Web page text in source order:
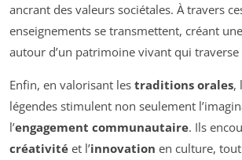
ancrant des valeurs sociétales. À travers
enseignements se transmettent, créant une
autour d’un patrimoine vivant qui traverse
Enfin, en valorisant les traditions orales,
légendes stimulent non seulement
l’engagement communautaire. Ils
créativité et l’innovation en culture,